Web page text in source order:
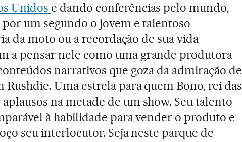
Unidos e dando conferências pelo mundo,
um segundo o jovem e talentoso
da moto ou a recordação de sua vida
a pensar nele como uma grande produtora
narrativos que goza da admiração de
Rushdie. Uma estrela para quem Bono, rei das
aplausos na metade de um show. Seu talento
à habilidade para vender o produto e
seu interlocutor. Seja neste parque de